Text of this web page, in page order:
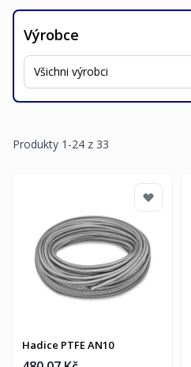
Výrobce
Produkty 1 -24 z 33
Hadice PTFE AN10